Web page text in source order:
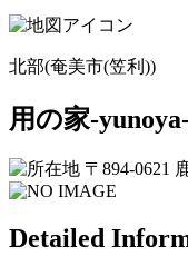
北部(奄美市(笠利))
用の家
〒894-0621
Detailed